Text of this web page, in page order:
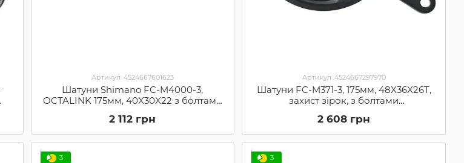
Артикул: 4524667601623
Шатуни Shimano FC-M4000-3,
OCTALINK 175мм, 40X30X22 з болтами
2 112 грн
Артикул: 4524667297970
Шатуни FC-M371-3, 175мм, 48X36X26T,
захист зірок, з болтами
2 608 грн
3
3